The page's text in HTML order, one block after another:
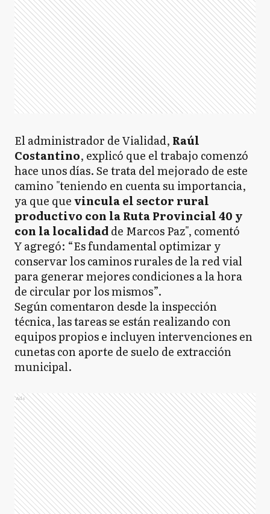
El administrador de Vialidad, Raúl
Costantino, explicó que el trabajo comenzó
hace unos días. Se trata del mejorado de este
camino "teniendo en cuenta su importancia,
ya que quevincula el sector rural
productivo con la Ruta Provincial 40 y
con la localidadde Marcos Paz", comentó
Y agregó: “Es fundamental optimizar y
conservar los caminos rurales de la red vial
para generar mejores condiciones a la hora
de circular por los mismos”.
Según comentaron desde la inspección
técnica, las tareas se están realizando con
equipos propios e incluyen intervenciones en
cunetas con aporte de suelo de extracción
municipal.
Ads